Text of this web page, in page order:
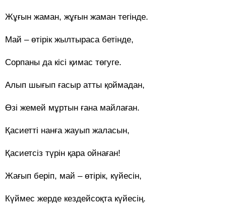
Жұғын жаман, жұғын жаман тегінде.
Май – өтірік жылтыраса бетінде,
Сорпаны да кісі қимас төгуге.
Алып шығып ғасыр атты қоймадан,
Өзі жемей мұртын ғана майлаған.
Қасиетті нанға жауып жаласын,
Қасиетсіз түрін қара ойнаған!
Жағып беріп, май – өтірік, күйесін,
Күймес жерде кездейсоқта күйесің.